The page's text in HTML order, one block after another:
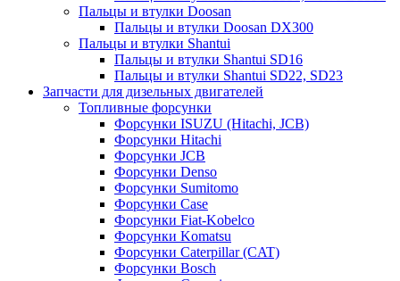
Пальцы и втулки Doosan
Пальцы и втулки Doosan DX300
Пальцы и втулки Shantui
Пальцы и втулки Shantui SD16
Пальцы и втулки Shantui SD22, SD23
Запчасти для дизельных двигателей
Топливные форсунки
Форсунки ISUZU (Hitachi, JCB)
Форсунки Hitachi
Форсунки JCB
Форсунки Denso
Форсунки Sumitomo
Форсунки Case
Форсунки Fiat-Kobelco
Форсунки Komatsu
Форсунки Caterpillar (CAT)
Форсунки Bosch